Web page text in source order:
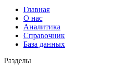
Главная
О нас
Аналитика
Справочник
База данных
Разделы